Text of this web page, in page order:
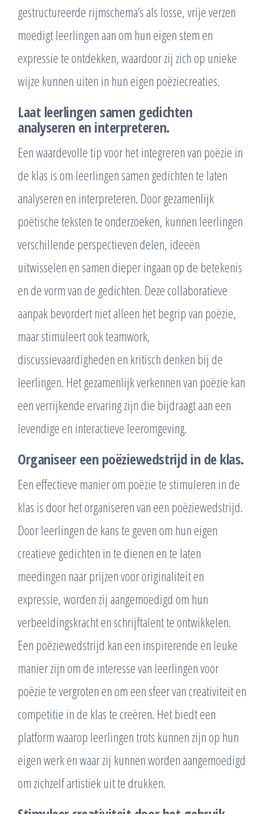
gestructureerde rijmschema’s als losse, vrije verzen
moedigt leerlingen aan om hun eigen stem en
expressie te ontdekken, waardoor zij zich op unieke
wijze kunnen uiten in hun eigen poëziecreaties.
Laat leerlingen samen gedichten
analyseren en interpreteren.
Een waardevolle tip voor het integreren van poëzie in
de klas is om leerlingen samen gedichten te laten
analyseren en interpreteren. Door gezamenlijk
poëtische teksten te onderzoeken, kunnen leerlingen
verschillende perspectieven delen, ideeën
uitwisselen en samen dieper ingaan op de betekenis
en de vorm van de gedichten. Deze collaboratieve
aanpak bevordert niet alleen het begrip van poëzie,
maar stimuleert ook teamwork,
discussievaardigheden en kritisch denken bij de
leerlingen. Het gezamenlijk verkennen van poëzie kan
een verrijkende ervaring zijn die bijdraagt aan een
levendige en interactieve leeromgeving.
Organiseer een poëziewedstrijd in de klas.
Een effectieve manier om poëzie te stimuleren in de
klas is door het organiseren van een poëziewedstrijd.
Door leerlingen de kans te geven om hun eigen
creatieve gedichten in te dienen en te laten
meedingen naar prijzen voor originaliteit en
expressie, worden zij aangemoedigd om hun
verbeeldingskracht en schrijftalent te ontwikkelen.
Een poëziewedstrijd kan een inspirerende en leuke
manier zijn om de interesse van leerlingen voor
poëzie te vergroten en om een sfeer van creativiteit en
competitie in de klas te creëren. Het biedt een
platform waarop leerlingen trots kunnen zijn op hun
eigen werk en waar zij kunnen worden aangemoedigd
om zichzelf artistiek uit te drukken.